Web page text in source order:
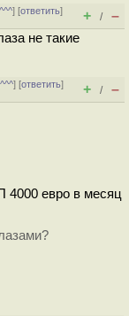
^^^] [ответить]
+ / –
не такие
^^^] [ответить]
+ / –
4000 евро в месяц